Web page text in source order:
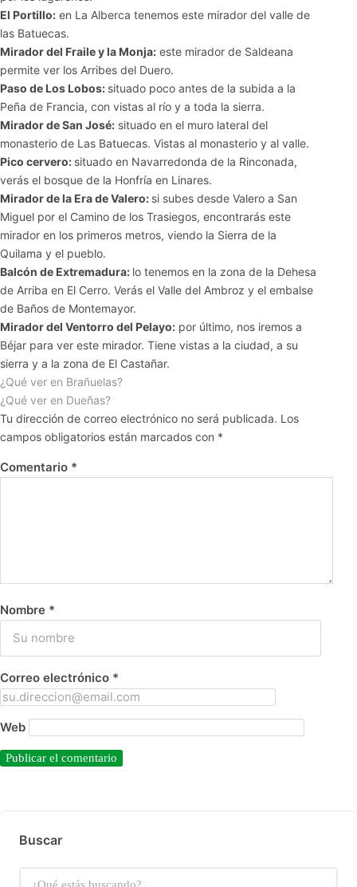
El Portillo: en La Alberca tenemos este mirador del valle de
las Batuecas.
Mirador del Fraile y la Monja: este mirador de Saldeana
permite ver los Arribes del Duero.
Paso de Los Lobos: situado poco antes de la subida a la
Peña de Francia, con vistas al río y a toda la sierra.
Mirador de San José: situado en el muro lateral del
monasterio de Las Batuecas. Vistas al monasterio y al valle.
Pico cervero: situado en Navarredonda de la Rinconada,
verás el bosque de la Honfría en Linares.
Mirador de la Era de Valero: si subes desde Valero a San
Miguel por el Camino de los Trasiegos, encontrarás este
mirador en los primeros metros, viendo la Sierra de la
Quilama y el pueblo.
Balcón de Extremadura: lo tenemos en la zona de la Dehesa
de Arriba en El Cerro. Verás el Valle del Ambroz y el embalse
de Baños de Montemayor.
Mirador del Ventorro del Pelayo: por último, nos iremos a
Béjar para ver este mirador. Tiene vistas a la ciudad, a su
sierra y a la zona de El Castañar.
¿Qué ver en Brañuelas?
¿Qué ver en Dueñas?
Tu dirección de correo electrónico no será publicada. Los
campos obligatorios están marcados con *
Comentario *
Nombre *
Correo electrónico *
Web
Buscar